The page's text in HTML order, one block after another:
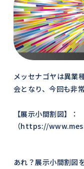
メッセナゴヤは異業
会となり、今回も非
【展示小間割図】：
（https://
あれ？展示小間割図